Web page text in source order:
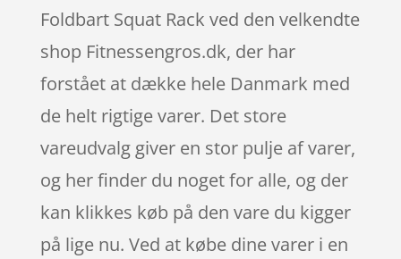
Foldbart Squat Rack ved den velkendte
shop Fitnessengros.dk, der har
forstået at dække hele Danmark med
de helt rigtige varer. Det store
vareudvalg giver en stor pulje af varer,
og her finder du noget for alle, og der
kan klikkes køb på den vare du kigger
på lige nu. Ved at købe dine varer i en